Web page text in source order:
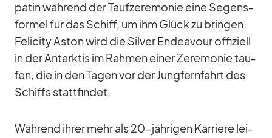
pa­tin wäh­rend der Tauf­ze­re­mo­nie eine Se­gens­
for­mel für das Schiff, um ihm Glück zu brin­gen.
Fe­li­city As­ton wird die Sil­ver En­dea­vour of­fi­zi­ell
in der Ant­ark­tis im Rah­men ei­ner Ze­re­mo­nie tau­
fen, die in den Ta­gen vor der Jung­fern­fahrt des
Schiffs statt­fin­det.
Wäh­rend ih­rer mehr als 20-jäh­ri­gen Kar­riere lei­